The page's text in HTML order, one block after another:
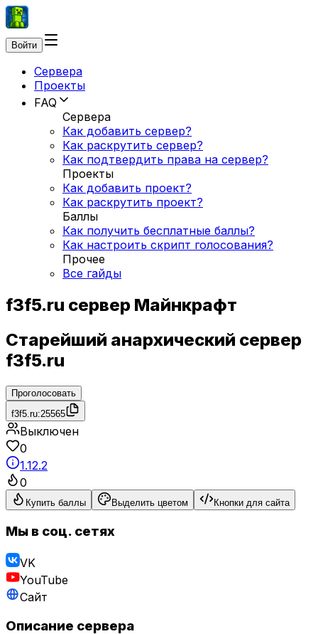
Войти
Сервера
Проекты
FAQ
Сервера
Как добавить сервер?
Как раскрутить сервер?
Как подтвердить права на сервер?
Проекты
Как добавить проект?
Как раскрутить проект?
Баллы
Как получить бесплатные баллы?
Как настроить скрипт голосования?
Прочее
Все гайды
f3f5.ru сервер Майнкрафт
Старейший анархический сервер
f3f5.ru
Проголосовать
f3f5.ru:25565
Выключен
0
1.12.2
0
Купить баллы Выделить цветом Кнопки для сайта
Мы в соц. сетях
VK
YouTube
Сайт
Описание сервера